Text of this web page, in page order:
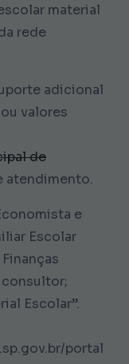
material
rede
adicional
valores
de
atendimento.
e
Escolar
consultor;
Escolar”.
portal